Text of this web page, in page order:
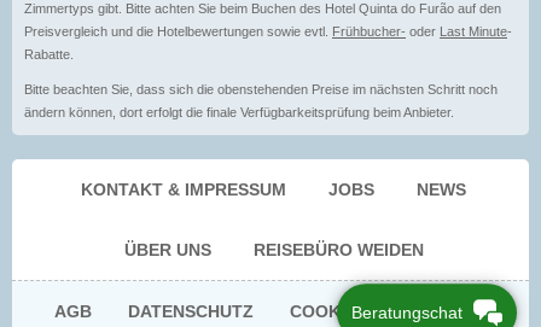
Zimmertyps gibt. Bitte achten Sie beim Buchen des Hotel Quinta do Furão auf den
Preisvergleich und die Hotelbewertungen sowie evtl. Frühbucher- oder Last Minute-
Rabatte.
Bitte beachten Sie, dass sich die obenstehenden Preise im nächsten Schritt noch
ändern können, dort erfolgt die finale Verfügbarkeitsprüfung beim Anbieter.
KONTAKT & IMPRESSUM JOBS NEWS
ÜBER UNS REISEBÜRO WEIDEN
AGB DATENSCHUTZ COOKIE EINWILLIGUNG
Beratungschat